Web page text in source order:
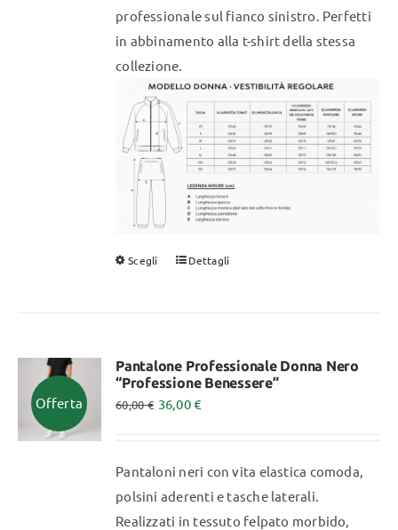
professionale sul fianco sinistro. Perfetti
in abbinamento alla t-shirt della stessa
collezione.
Scegli
Questo
varianti.
Le
opzioni
scelte
Dettagli
Offerta
Pantalone Professionale Donna Nero
“Professione Benessere”
60,00€ 36,00€
Pantaloni neri con vita elastica comoda,
polsini aderenti e tasche laterali.
Realizzati in tessuto felpato morbido,